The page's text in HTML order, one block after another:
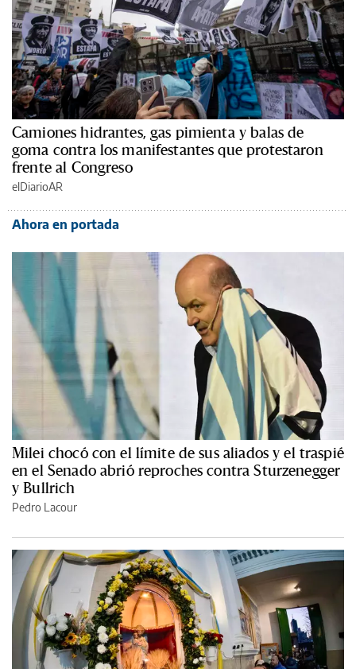
Camiones hidrantes, gas pimienta y balas de
goma contra los manifestantes que protestaron
frente al Congreso
elDiarioAR
Ahora en portada
Milei chocó con el límite de sus aliados y el traspié
en el Senado abrió reproches contra Sturzenegger
y Bullrich
Pedro Lacour